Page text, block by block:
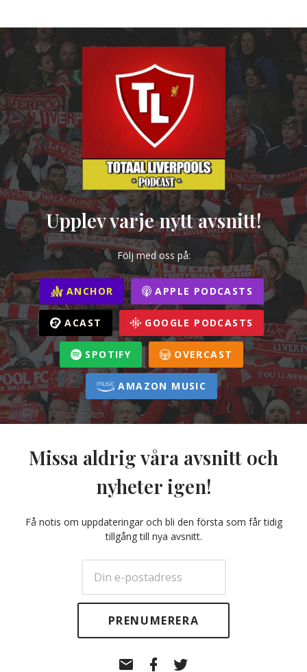
Upplev varje nytt avsnitt!
Följ med oss på:
ANCHOR APPLE PODCASTS
ACAST GOOGLE PODCASTS
SPOTIFY OVERCAST
AMAZON MUSIC
Missa aldrig våra avsnitt och
nyheter igen!
Få notis om uppdateringar och bli den första som får tidig
tillgång till nya avsnitt.
post
Facebook